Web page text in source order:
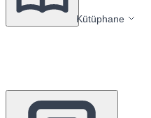
Kütüphane